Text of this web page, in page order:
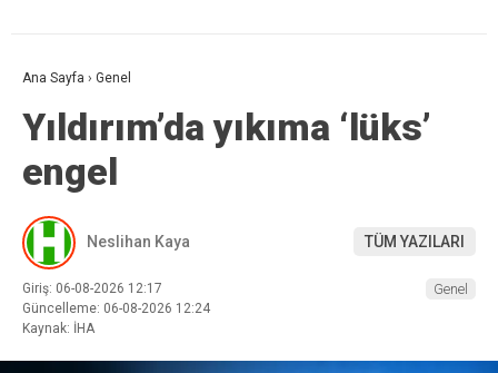
Ana Sayfa › Genel
Yıldırım’da yıkıma ‘lüks’
engel
Neslihan Kaya TÜM YAZILARI
Giriş: 06-08-2026 12:17
Güncelleme: 06-08-2026 12:24
Kaynak: İHA
Genel